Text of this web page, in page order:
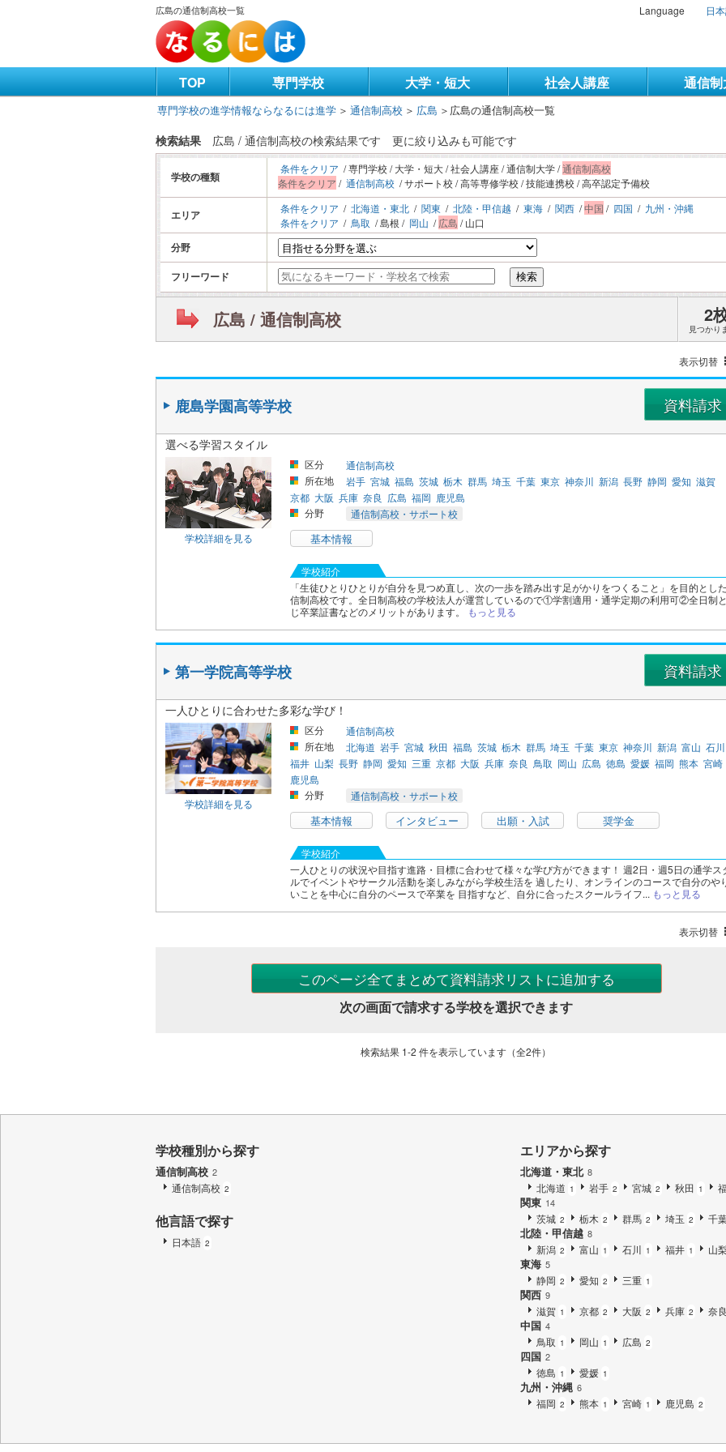
広島の通信制高校一覧 Language 日
TOP 専門学校 大学・短大 社会人講座 通信
専門学校の進学情報ならなるには進学 ＞ 通信制高校 ＞ 広島 ＞ 広島の通信制高校一覧
検索結果 広島 / 通信制高校の検索結果です 更に絞り込みも可能です
学校の種類
条件をクリア / 専門学校 / 大学・短大 / 社会人講座 / 通信制大学 /通信制高校
条件をクリア / 通信制高校 / サポート校 / 高等専修学校 / 技能連携校 / 高卒認定予備校
エリア 条件をクリア / 北海道・東北 / 関東 / 北陸・甲信越 / 東海 / 関西 /中国 / 四国 / 九州・沖縄
条件をクリア / 鳥取 / 島根 / 岡山 /広島 / 山口
分野
フリーワード
検索
広島 / 通信制高校 2
見つかり
表示切替
鹿島学園高等学校 資料請求
選べる学習スタイル
学校詳細を見る
区分
通信制高校
所在地
岩手 宮城 福島 茨城 栃木 群馬 埼玉 千葉 東京 神奈川 新潟 長野 静岡 愛知 滋賀
京都 大阪 兵庫 奈良 広島 福岡 鹿児島
分野
通信制高校・サポート校
基本情報
学校紹介
「生徒ひとりひとりが自分を見つめ直し、次の一歩を踏み出す足がかりをつくること」を目的とし
信制高校です。全日制高校の学校法人が運営しているので①学割適用・通学定期の利用可②全日制
じ卒業証書などのメリットがあります。
もっと見る
第一学院高等学校 資料請求
一人ひとりに合わせた多彩な学び！
学校詳細を見る
区分
通信制高校
所在地
北海道 岩手 宮城 秋田 福島 茨城 栃木 群馬 埼玉 千葉 東京 神奈川 新潟 富山 石川
福井 山梨 長野 静岡 愛知 三重 京都 大阪 兵庫 奈良 鳥取 岡山 広島 徳島 愛媛 福岡 熊本 宮崎
鹿児島
分野
通信制高校・サポート校
基本情報 インタビュー 出願・入試 奨学金
学校紹介
一人ひとりの状況や目指す進路・目標に合わせて様々な学び方ができます！ 週2日・週5日の通学ス
ルでイベントやサークル活動を楽しみながら学校生活を 過したり、オンラインのコースで自分のや
いことを中心に自分のペースで卒業を 目指すなど、自分に合ったスクールライフ... もっと見る
表示切替
このページ全てまとめて資料請求リストに追加する
次の画面で請求する学校を選択できます
検索結果 1-2 件を表示しています（全2件）
学校種別から探す
通信制高校 2
通信制高校 2
エリアから探す
北海道・東北 8
北海道 1 岩手 2 宮城 2 秋田 1
関東 14
茨城 2 栃木 2 群馬 2 埼玉 2 千
北陸・甲信越 8
新潟 2 富山 1 石川 1 福井 1 山
東海 5
静岡 2 愛知 2 三重 1
関西 9
滋賀 1 京都 2 大阪 2 兵庫 2 奈良
中国 4
鳥取 1 岡山 1 広島 2
四国 2
徳島 1 愛媛 1
九州・沖縄 6
福岡 2 熊本 1 宮崎 1 鹿児島 2
他言語で探す
日本語 2